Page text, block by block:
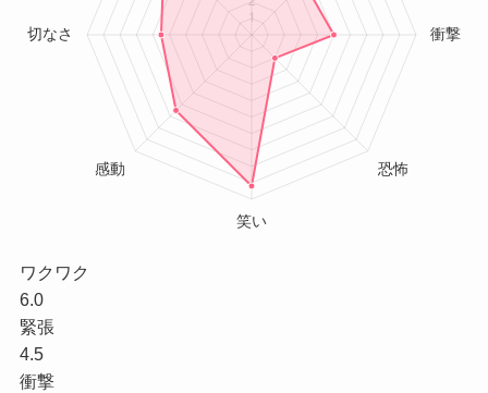
ワクワク
6.0
緊張
4.5
衝撃